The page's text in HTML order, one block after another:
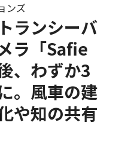
ランシーバ
ラ「Safie
、わずか3
。風車の建
や知の共有
ンズ